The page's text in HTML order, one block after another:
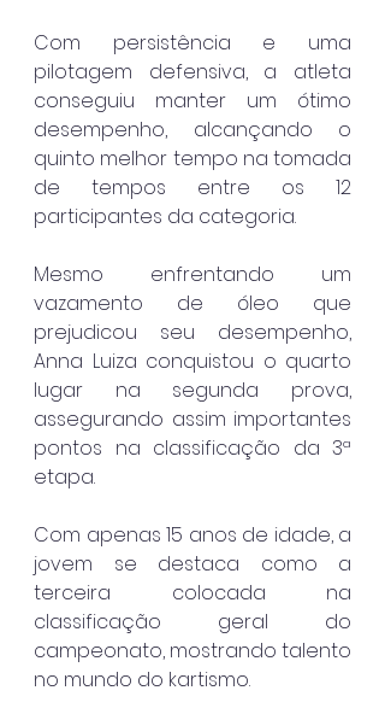
Com persistência e uma
pilotagem defensiva, a atleta
conseguiu manter um ótimo
desempenho, alcançando o
quinto melhor tempo na tomada
de tempos entre os 12
participantes da categoria.
Mesmo enfrentando um
vazamento de óleo que
prejudicou seu desempenho,
Anna Luiza conquistou o quarto
lugar na segunda prova,
assegurando assim importantes
pontos na classificação da 3ª
etapa.
Com apenas 15 anos de idade, a
jovem se destaca como a
terceira colocada na
classificação geral do
campeonato, mostrando talento
no mundo do kartismo.